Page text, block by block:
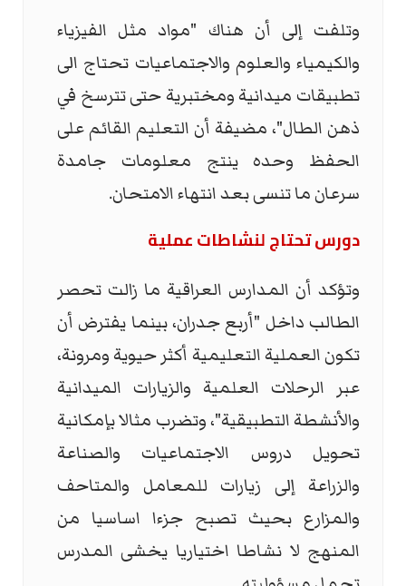
وتلفت إلى أن هناك "مواد مثل الفيزياء
والكيمياء والعلوم والاجتماعيات تحتاج الى
تطبيقات ميدانية ومختبرية حتى تترسخ في
ذهن الطال"، مضيفة أن التعليم القائم على
الحفظ وحده ينتج معلومات جامدة
سرعان ما تنسى بعد انتهاء الامتحان.
دورس تحتاج لنشاطات عملية
وتؤكد أن المدارس العراقية ما زالت تحصر
الطالب داخل "أربع جدران، بينما يفترض أن
تكون العملية التعليمية أكثر حيوية ومرونة،
عبر الرحلات العلمية والزيارات الميدانية
والأنشطة التطبيقية"، وتضرب مثالا بإمكانية
تحويل دروس الاجتماعيات والصناعة
والزراعة إلى زيارات للمعامل والمتاحف
والمزارع بحيث تصبح جزءا اساسيا من
المنهج لا نشاطا اختياريا يخشى المدرس